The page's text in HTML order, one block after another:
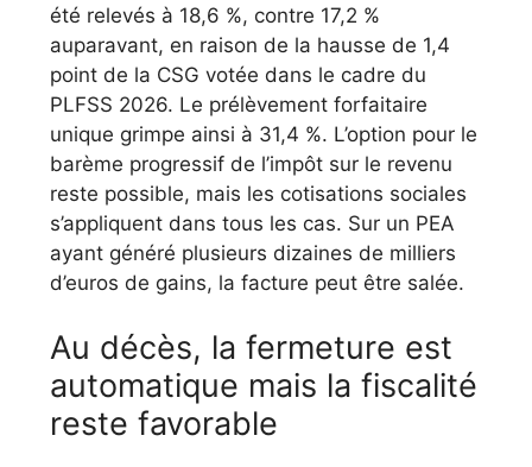
été relevés à 18,6 %, contre 17,2 %
auparavant, en raison de la hausse de 1,4
point de la CSG votée dans le cadre du
PLFSS 2026. Le prélèvement forfaitaire
unique grimpe ainsi à 31,4 %. L’option pour le
barème progressif de l’impôt sur le revenu
reste possible, mais les cotisations sociales
s’appliquent dans tous les cas. Sur un PEA
ayant généré plusieurs dizaines de milliers
d’euros de gains, la facture peut être salée.
Au décès, la fermeture est
automatique mais la fiscalité
reste favorable